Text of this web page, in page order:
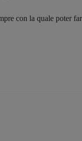
con la quale poter